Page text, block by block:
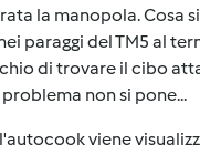
la manopola. Cosa
paraggi del TM5 al
di trovare il cibo
non si pone...
viene